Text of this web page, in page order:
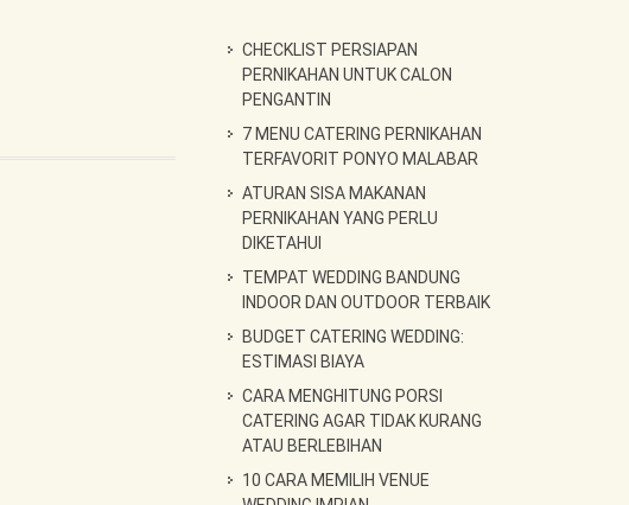
CHECKLIST PERSIAPAN
PERNIKAHAN UNTUK CALON
PENGANTIN
7 MENU CATERING PERNIKAHAN
TERFAVORIT PONYO MALABAR
ATURAN SISA MAKANAN
PERNIKAHAN YANG PERLU
DIKETAHUI
TEMPAT WEDDING BANDUNG
INDOOR DAN OUTDOOR TERBAIK
BUDGET CATERING WEDDING:
ESTIMASI BIAYA
CARA MENGHITUNG PORSI
CATERING AGAR TIDAK KURANG
ATAU BERLEBIHAN
10 CARA MEMILIH VENUE